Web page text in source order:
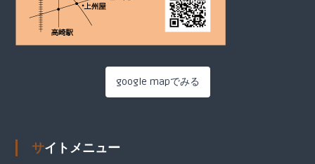
google mapでみる
サイトメニュー